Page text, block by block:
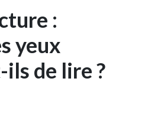
:
yeux
de lire ?